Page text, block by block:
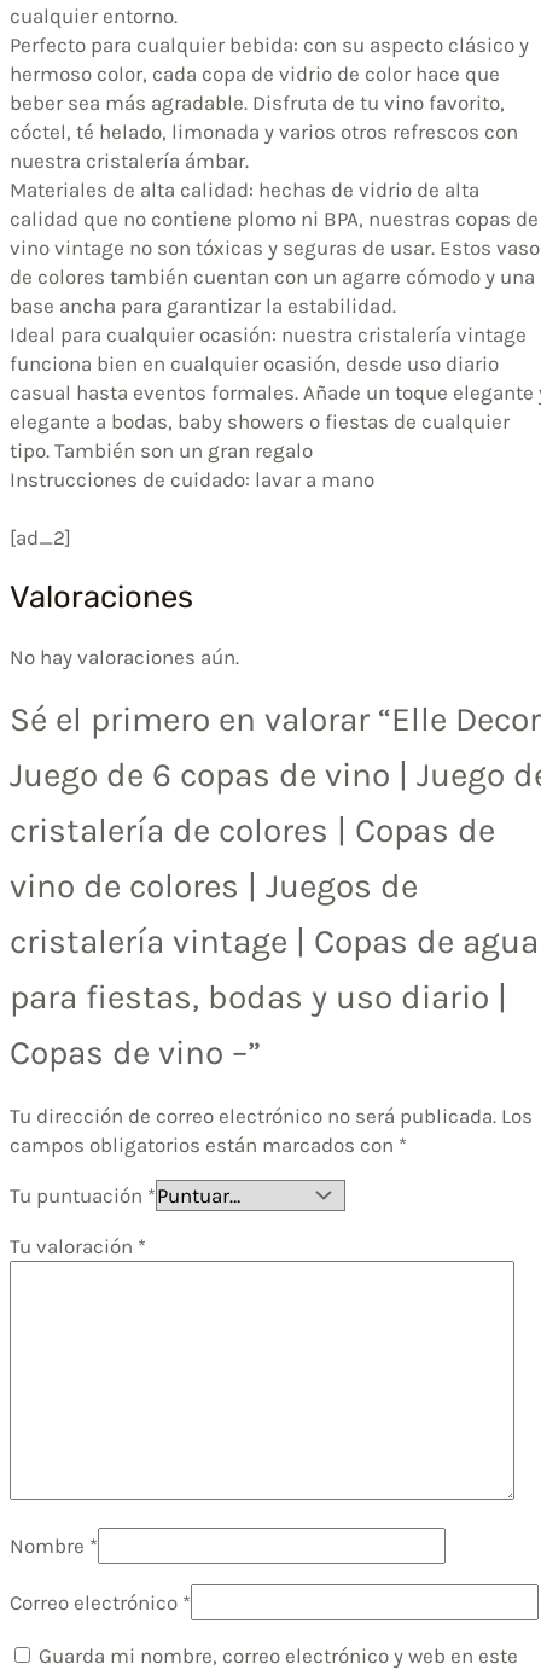
cualquier entorno.
Perfecto para cualquier bebida: con su aspecto clásico y
hermoso color, cada copa de vidrio de color hace que
beber sea más agradable. Disfruta de tu vino favorito,
cóctel, té helado, limonada y varios otros refrescos con
nuestra cristalería ámbar.
Materiales de alta calidad: hechas de vidrio de alta
calidad que no contiene plomo ni BPA, nuestras copas de
vino vintage no son tóxicas y seguras de usar. Estos
de colores también cuentan con un agarre cómodo y una
base ancha para garantizar la estabilidad.
Ideal para cualquier ocasión: nuestra cristalería vintage
funciona bien en cualquier ocasión, desde uso diario
casual hasta eventos formales. Añade un toque elegante
elegante a bodas, baby showers o fiestas de cualquier
tipo. También son un gran regalo
Instrucciones de cuidado: lavar a mano
[ad_2]
Valoraciones
No hay valoraciones aún.
Sé el primero en valorar “Elle Decor
Juego de 6 copas de vino | Juego
cristalería de colores | Copas de
vino de colores | Juegos de
cristalería vintage | Copas de agua
para fiestas, bodas y uso diario |
Copas de vino –”
Tu dirección de correo electrónico no será publicada. Los
campos obligatorios están marcados con *
Tu puntuación *
Tu valoración *
Nombre *
Correo electrónico *
Guarda mi nombre, correo electrónico y web en este